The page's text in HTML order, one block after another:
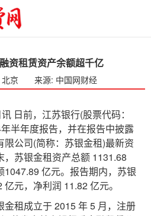
资租赁资产余额超千亿
北京 来源: 中国网财经
前，江苏银行(股票代码：
半年度报告，并在报告中披露
公司(简称：苏银金租)最新资
苏银金租资产总额 1131.68
亿元。报告期内，苏银
元，净利润 11.82 亿元。
租成立于 2015 年 5 月，注册